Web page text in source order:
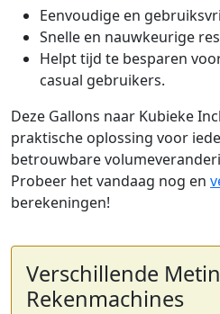
Eenvoudige en
Snelle en nauwkeurige
Helpt tijd te besparen
casual gebruikers.
Deze Gallons naar Kubieke
praktische oplossing voor
betrouwbare
Probeer het vandaag nog en
berekeningen!
Verschillende
Rekenmachines